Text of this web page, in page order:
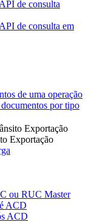
de consulta
de consulta em
de uma operação
por tipo
Exportação
Exportação
ou RUC Master
ACD
ACD